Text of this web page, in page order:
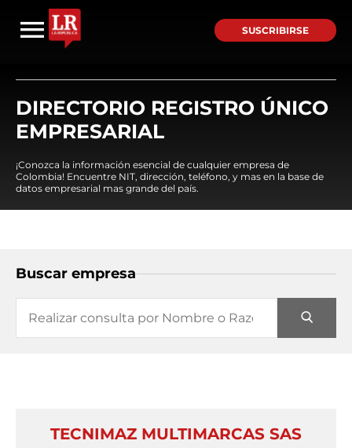
SUSCRIBIRSE
DIRECTORIO REGISTRO ÚNICO
EMPRESARIAL
¡Conozca la información esencial de cualquier empresa de
Colombia! Encuentre NIT, dirección, teléfono, y mas en la base de
datos empresarial mas grande del país.
Buscar empresa
TECNIMAZ MULTIMARCAS SAS